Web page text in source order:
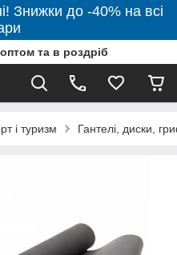
Знижки до -40% на всі
та в роздріб
і туризм Гантелі, диски,